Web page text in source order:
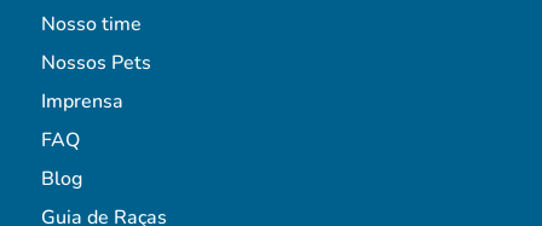
Nosso time
Nossos Pets
Imprensa
FAQ
Blog
Guia de Raças